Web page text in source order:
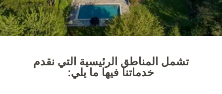
تشمل المناطق الرئيسية التي نقدم
خدماتنا فيها ما يلي: